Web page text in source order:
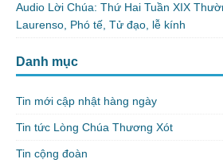
Audio Lời Chúa: Thứ Hai Tuần XIX
Laurenso, Phó tế, Tử đạo, lễ kính
Danh mục
Tin mới cập nhật hàng ngày
Tin tức Lòng Chúa Thương Xót
Tin cộng đoàn